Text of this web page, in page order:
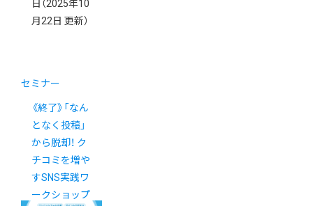
日 （2025年10
月22日 更新）
セミナー
《終了》「なん
となく投稿」
から脱却！ ク
チコミを増や
すSNS実践ワ
ークショップ